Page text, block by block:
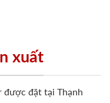
xuất
được đặt tại Thạnh